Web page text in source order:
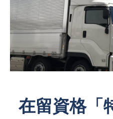
在留資格「